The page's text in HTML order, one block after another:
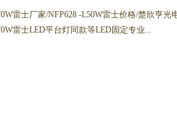
雷士厂家/NFP628 -L50W雷士价格/楚欣亨光
雷士LED平台灯同款等LED固定专业...